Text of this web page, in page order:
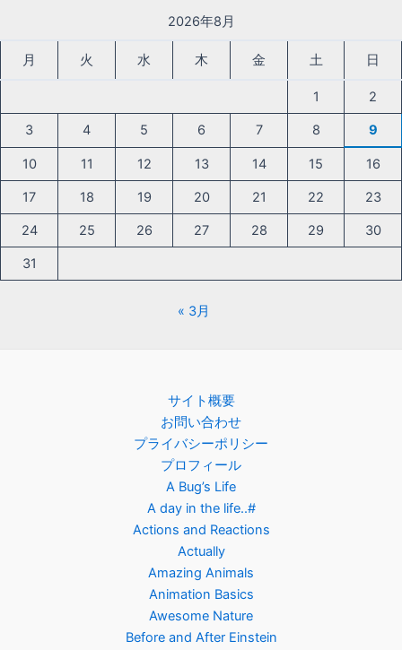
2026年8月
月 火 水 木 金 土 日
1 2
3 4 5 6 7 8 9
10 11 12 13 14 15 16
17 18 19 20 21 22 23
24 25 26 27 28 29 30
31
« 3月
サイト概要
お問い合わせ
プライバシーポリシー
プロフィール
A Bug’s Life
A day in the life..#
Actions and Reactions
Actually
Amazing Animals
Animation Basics
Awesome Nature
Before and After Einstein